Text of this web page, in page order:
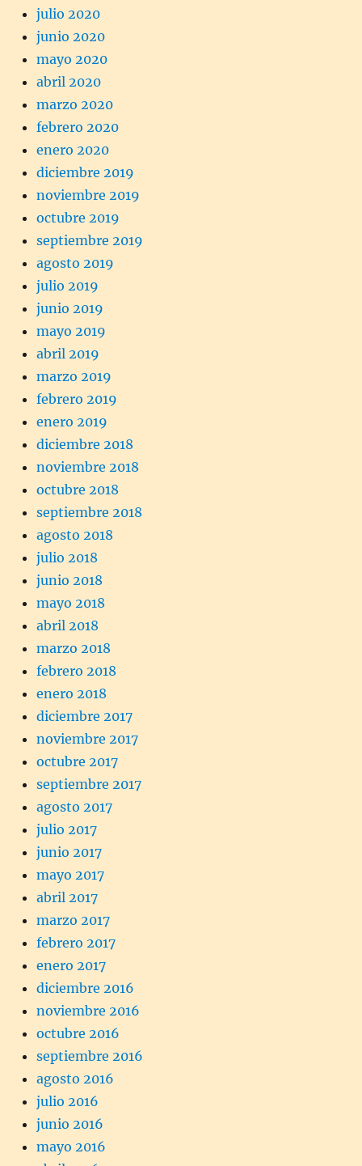
julio 2020
junio 2020
mayo 2020
abril 2020
marzo 2020
febrero 2020
enero 2020
diciembre 2019
noviembre 2019
octubre 2019
septiembre 2019
agosto 2019
julio 2019
junio 2019
mayo 2019
abril 2019
marzo 2019
febrero 2019
enero 2019
diciembre 2018
noviembre 2018
octubre 2018
septiembre 2018
agosto 2018
julio 2018
junio 2018
mayo 2018
abril 2018
marzo 2018
febrero 2018
enero 2018
diciembre 2017
noviembre 2017
octubre 2017
septiembre 2017
agosto 2017
julio 2017
junio 2017
mayo 2017
abril 2017
marzo 2017
febrero 2017
enero 2017
diciembre 2016
noviembre 2016
octubre 2016
septiembre 2016
agosto 2016
julio 2016
junio 2016
mayo 2016